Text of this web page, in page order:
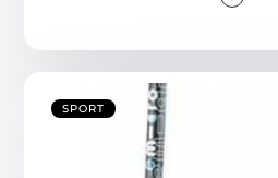
SPORT